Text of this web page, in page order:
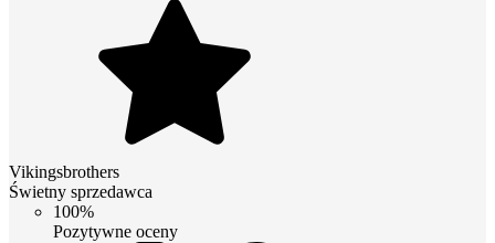
Vikingsbrothers
Świetny sprzedawca
100%
Pozytywne oceny